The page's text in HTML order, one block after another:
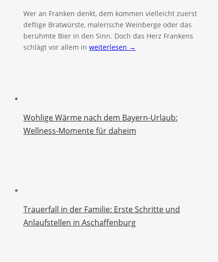
Wer an Franken denkt, dem kommen vielleicht zuerst
deftige Bratwürste, malerische Weinberge oder das
berühmte Bier in den Sinn. Doch das Herz Frankens
schlägt vor allem in weiterlesen →
Wohlige Wärme nach dem Bayern-Urlaub:
Wellness-Momente für daheim
Trauerfall in der Familie: Erste Schritte und
Anlaufstellen in Aschaffenburg